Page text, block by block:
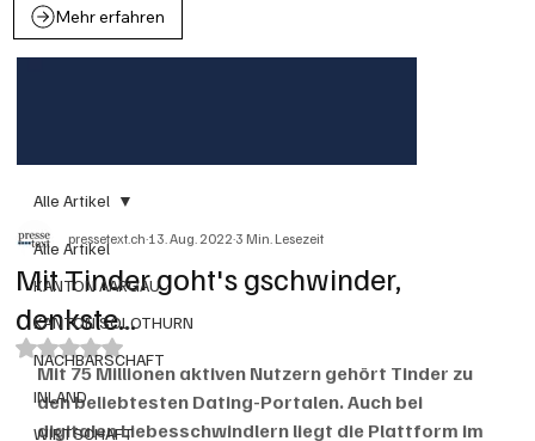
Mehr erfahren
Alle Artikel
KANTON AARGAU
KANTON SOLOTHURN
NACHBARSCHAFT
INLAND
WIRTSCHAFT
Alle Artikel
Mit Tinder goht's gschwinder,
denkste...
pressetext.ch13. Aug. 20223 Min. Lesezeit
Mit NaN von 5 Sternen bewertet.
Mit 75 Millionen aktiven Nutzern gehört Tinder zu
den beliebtesten Dating-Portalen. Auch bei
digitalen Liebesschwindlern liegt die Plattform im